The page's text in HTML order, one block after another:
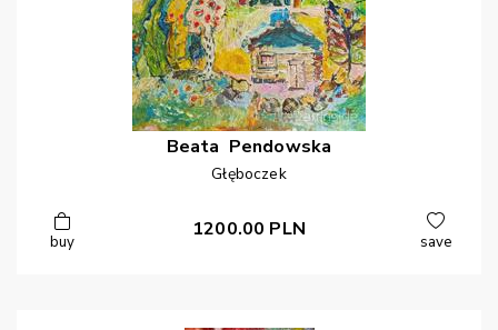
Beata Pendowska
Głęboczek
buy
1200.00 PLN
save